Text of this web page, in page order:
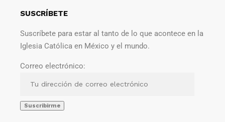
SUSCRÍBETE
Suscríbete para estar al tanto de lo que acontece en la
Iglesia Católica en México y el mundo.
Correo electrónico: